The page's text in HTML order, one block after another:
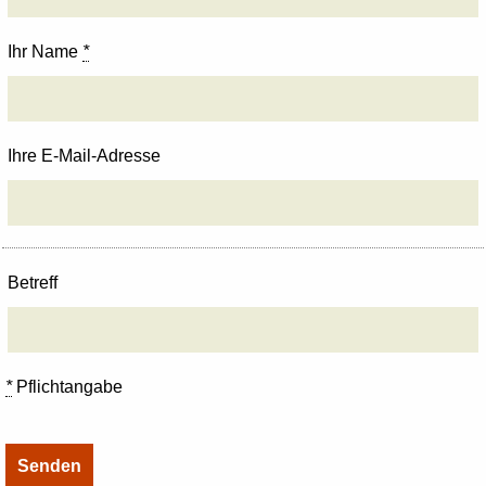
Ihr Name *
Ihre E-Mail-Adresse
Betreff
*Pflichtangabe